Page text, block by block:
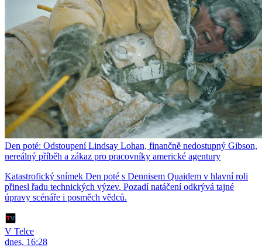
Den poté: Odstoupení Lindsay Lohan, finančně nedostupný Gibson,
nereálný příběh a zákaz pro pracovníky americké agentury
Katastrofický snímek Den poté s Dennisem Quaidem v hlavní roli
přinesl řadu technických výzev. Pozadí natáčení odkrývá tajné
úpravy scénáře i posměch vědců.
V Telce
dnes, 16:28